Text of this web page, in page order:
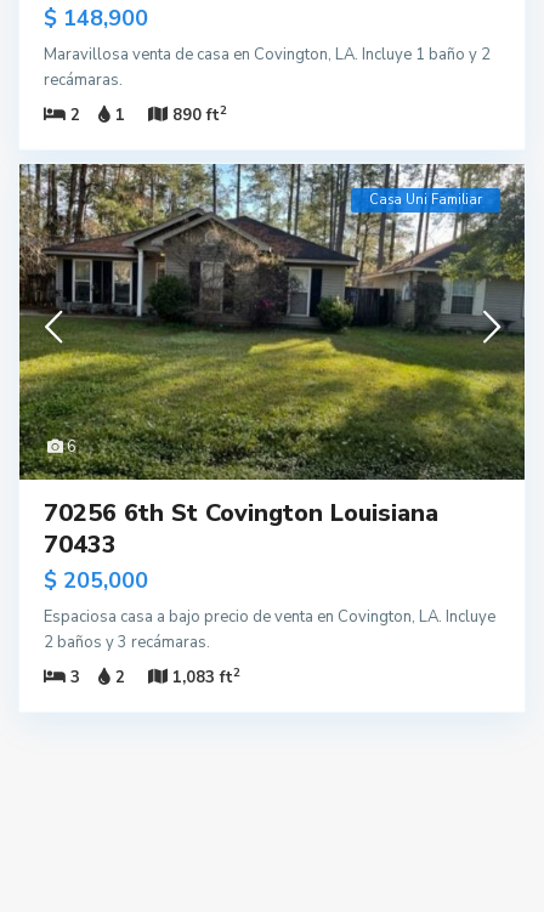
$ 148,900
Maravillosa venta de casa en Covington, LA. Incluye 1 baño y 2
recámaras.
2
1 890 ft2
6
Casa Uni Familiar
70256 6th St Covington Louisiana
70433
$ 205,000
Espaciosa casa a bajo precio de venta en Covington, LA. Incluye
2 baños y 3 recámaras.
3
2 1,083 ft2